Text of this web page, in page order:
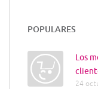
POPULARES
Los
24